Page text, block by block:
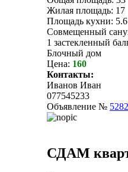
Жилая площадь: 17
Площадь кухни: 5.6
Совмещенный
1 застекленный
Блочный дом
Цена: 160
Контакты:
Иванов Иван
077545233
Объявление №
СДАМ